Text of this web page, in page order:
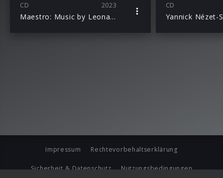
CD 2023
Maestro: Music by Leonard Bernstein
CD
Impressum Rechtevorbehaltserklärung
Sicherheit & Datenschutz Nutzungsbedingungen